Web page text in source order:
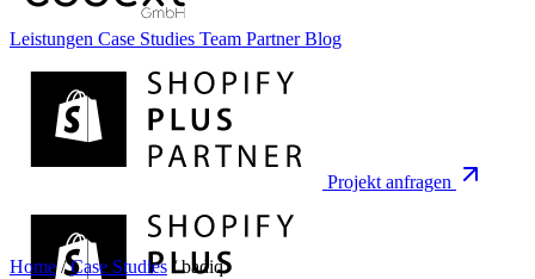
Leistungen Case Studies Team PartnerBlog
Projekt anfragen
Home / Case Studies / badiq